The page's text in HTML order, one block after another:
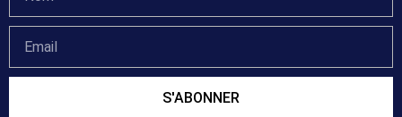
S'ABONNER